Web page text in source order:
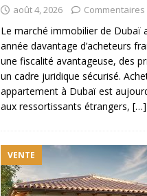
août 4, 2026
Le marché immobilier de Dubaï
année davantage d’acheteurs
une fiscalité avantageuse, des
un cadre juridique sécurisé.
appartement à Dubaï est
aux ressortissants étrangers, […]
VENTE